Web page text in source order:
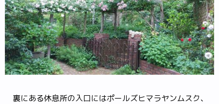
裏にある休息所の入口にはポールズヒマラヤンムスク、